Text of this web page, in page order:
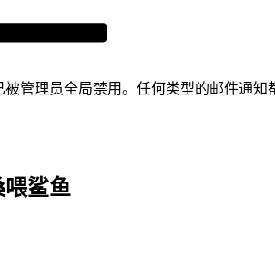
管理员全局禁用。任何类型的邮件通知
喂鲨鱼